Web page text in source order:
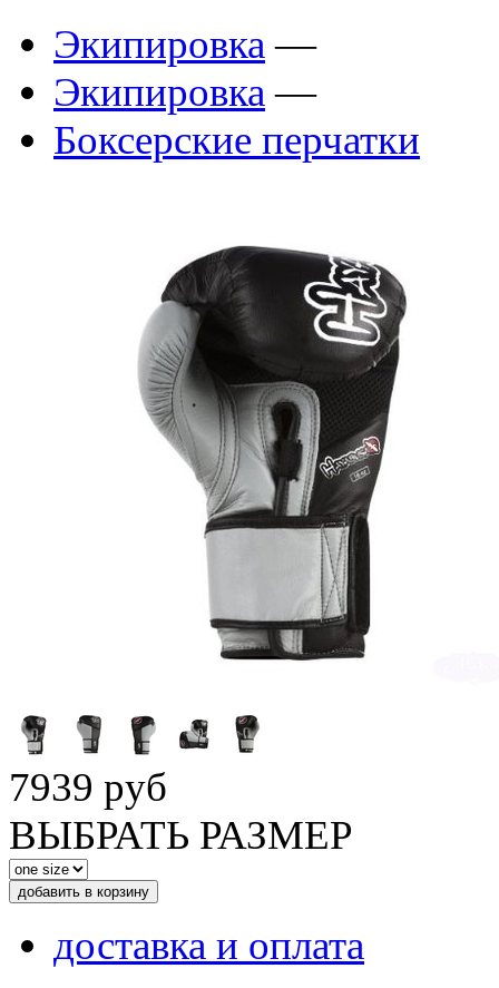
Экипировка —
Экипировка —
Боксерские перчатки
7939 руб
ВЫБРАТЬ РАЗМЕР
доставка и оплата